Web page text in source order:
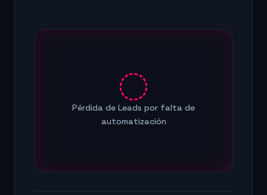
Pérdida de Leads por falta de
automatización